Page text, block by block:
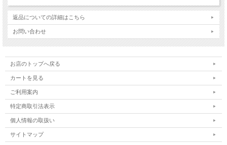
返品についての詳細はこちら
お問い合わせ
お店のトップへ戻る
カートを見る
ご利用案内
特定商取引法表示
個人情報の取扱い
サイトマップ